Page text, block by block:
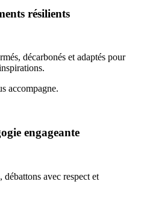
résilients
décarbonés et adaptés pour
accompagne.
engageante
avec respect et